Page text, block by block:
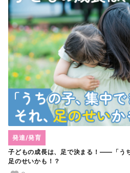
子どもの成長は、足で決まる！――「う
足のせいかも！？
発達/発育